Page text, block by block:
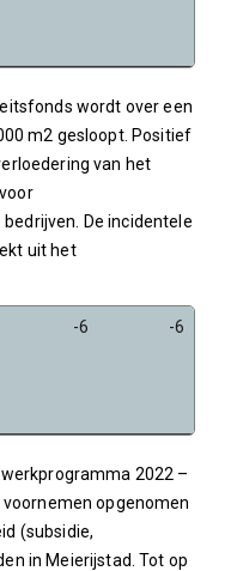
wordt over een
m2 gesloopt. Positief
van het
De incidentele
uit het
-6 -6
2022 –
voornemen opgenomen
(subsidie,
in Meierijstad. Tot op